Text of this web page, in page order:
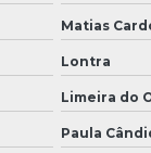
Matias
Lontra
Limeira do
Paula